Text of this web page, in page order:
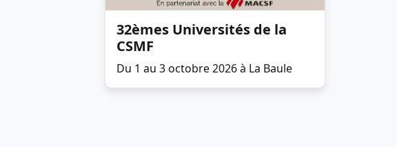
32èmes Universités de la
CSMF
Du 1 au 3 octobre 2026 à La Baule